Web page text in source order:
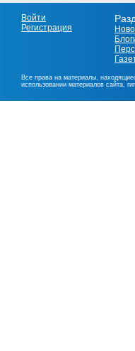
Войти
Регистрация
Все права на материалы,
использовании материалов сайта,